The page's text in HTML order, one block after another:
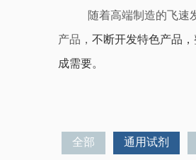
随着高端制造的飞速
产品， 不断开发特色产品
成需要。
全部 通用试剂